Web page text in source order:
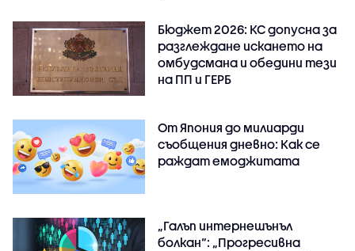
Бюджет 2026: КС допусна за
разглеждане искането на
омбудсмана и обедини тези
на ПП и ГЕРБ
От Япония до милиарди
съобщения дневно: Как се
раждат емоджитата
„Галъп интернешънъл
болкан“: „Прогресивна